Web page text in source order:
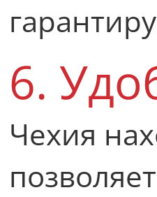
6.
Чехия